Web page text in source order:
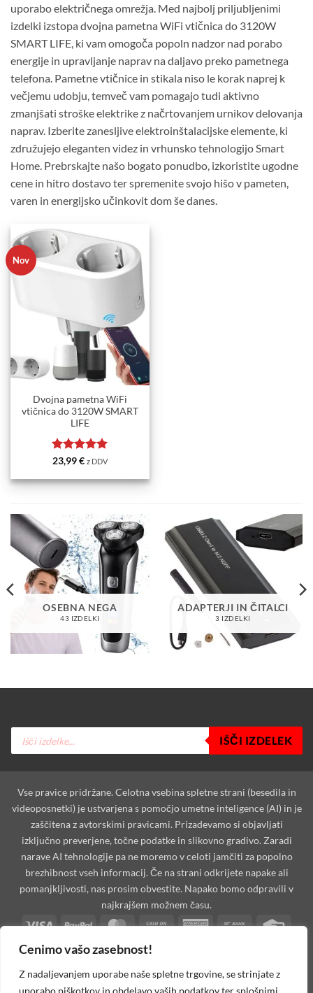
Cenimo vašo zasebnost!
Z nadaljevanjem uporabe naše spletne trgovine, se strinjate z
uporabo piškotkov in obdelavo vaših podatkov ter splošnimi
uporabo električnega omrežja. Med najbolj priljubljenimi
izdelki izstopa dvojna pametna WiFi vtičnica do 3120W
SMART LIFE, ki vam omogoča popoln nadzor nad porabo
energije in upravljanje naprav na daljavo preko pametnega
telefona. Pametne vtičnice in stikala niso le korak naprej k
večjemu udobju, temveč vam pomagajo tudi aktivno
zmanjšati stroške elektrike z načrtovanjem urnikov delovanja
naprav. Izberite zanesljive elektroinštalacijske elemente, ki
združujejo eleganten videz in vrhunsko tehnologijo Smart
Home. Prebrskajte našo bogato ponudbo, izkoristite ugodne
cene in hitro dostavo ter spremenite svojo hišo v pameten,
varen in energijsko učinkovit dom še danes.
Nov
Dvojna pametna WiFi
vtičnica do 3120W SMART
LIFE
Ocenjeno5
23,99€ z DDV
OSEBNA NEGA
43 IZDELKI
ADAPTERJI IN ČITALCI
3 IZDELKI
Products
search
IŠČI IZDELEK
Vse pravice pridržane. Celotna vsebina spletne strani (besedila in
videoposnetki) je ustvarjena s pomočjo umetne inteligence (AI) in je
zaščitena z avtorskimi pravicami. Prizadevamo si objavljati
izključno preverjene, točne podatke in slikovno gradivo. Zaradi
narave AI tehnologije pa ne moremo v celoti jamčiti za popolno
brezhibnost vseh informacij. Če na strani odkrijete napake ali
pomanjkljivosti, nas prosim obvestite. Napako bomo odpravili v
najkrajšem možnem času.
Visa
PayPal MasterCard
Cash
AmericanBank
Dinners DiscoverMaestro
Apple
Pay
Cash
on
Credit
Card
Google
Pay
PayPal
2
Stripe